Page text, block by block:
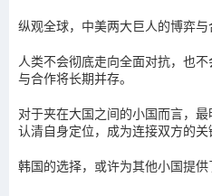
纵观全球，中美两大巨人的博弈与
人类不会彻底走向全面对抗，也
与合作将长期并存。
对于夹在大国之间的小国而言，
认清自身定位，成为连接双方的关
韩国的选择，或许为其他小国提供